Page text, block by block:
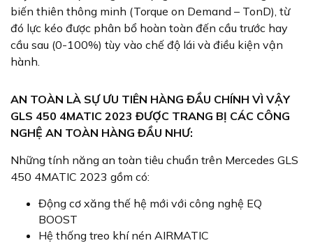
biến thiên thông minh (Torque on Demand – TonD), từ
đó lực kéo được phân bổ hoàn toàn đến cầu trước hay
cầu sau (0-100%) tùy vào chế độ lái và điều kiện vận
hành.
AN TOÀN LÀ SỰ ƯU TIÊN HÀNG ĐẦU CHÍNH VÌ VẬY
GLS 450 4MATIC 2023 ĐƯỢC TRANG BỊ CÁC CÔNG
NGHỆ AN TOÀN HÀNG ĐẦU NHƯ:
Những tính năng an toàn tiêu chuẩn trên Mercedes GLS
450 4MATIC 2023 gồm có:
Động cơ xăng thế hệ mới với công nghệ EQ
BOOST
Hệ thống treo khí nén AIRMATIC